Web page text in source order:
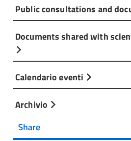
Public consultations and
Documents shared with
Calendario eventi
Archivio
Share